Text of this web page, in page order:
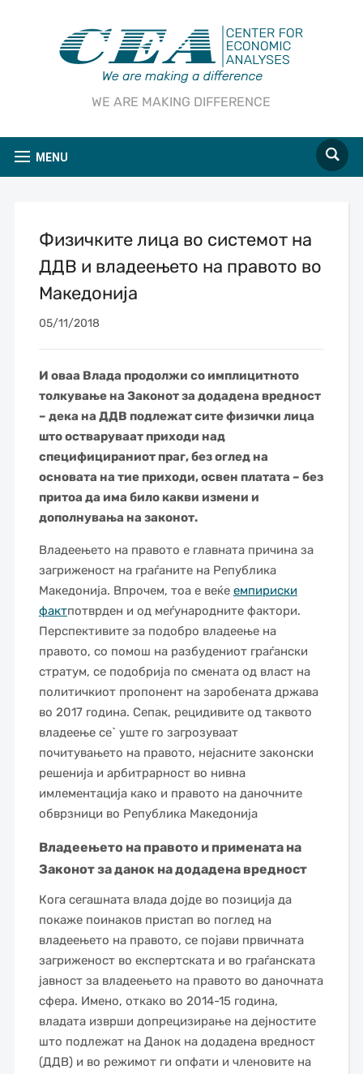
WE ARE MAKING DIFFERENCE
MENU
Физичките лица во системот на
ДДВ и владеењето на правото во
Македонија
05/11/2018
И оваа Влада продолжи со имплицитното
толкување на Законот за додадена вредност
– дека на ДДВ подлежат сите физички лица
што остваруваат приходи над
специфицираниот праг, без оглед на
основата на тие приходи, освен платата – без
притоа да има било какви измени и
дополнувања на законот.
Владеењето на правото е главната причина за
загриженост на граѓаните на Република
Македонија. Впрочем, тоа е веќе емпириски
фактпотврден и од меѓународните фактори.
Перспективите за подобро владеење на
правото, со помош на разбудениот граѓански
стратум, се подобрија по смената од власт на
политичкиот пропонент на заробената држава
во 2017 година. Сепак, рецидивите од таквото
владеење се` уште го загрозуваат
почитувањето на правото, нејасните законски
решенија и арбитрарност во нивна
имлементација како и правото на даночните
обврзници во Република Македонија
Владеењето на правото и примената на
Законот за данок на додадена вредност
Кога сегашната влада дојде во позиција да
покаже поинаков пристап во поглед на
владеењето на правото, се појави првичната
загриженост во експертската и во граѓанската
јавност за владеењето на правото во даночната
сфера. Имено, откако во 2014-15 година,
владата изврши допрецизирање на дејностите
што подлежат на Данок на додадена вредност
(ДДВ) и во режимот ги опфати и членовите на